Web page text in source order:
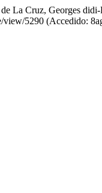
La Cruz, Georges
5290 (Accedido: